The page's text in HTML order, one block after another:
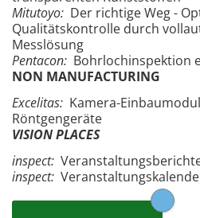
Mitutoyo: Der richtige Weg -
Qualitätskontrolle durch
Messlösung
Pentacon: Bohrlochinspektion
NON MANUFACTURING
Excelitas: Kamera-
Röntgengeräte
VISION PLACES
inspect:
inspect: